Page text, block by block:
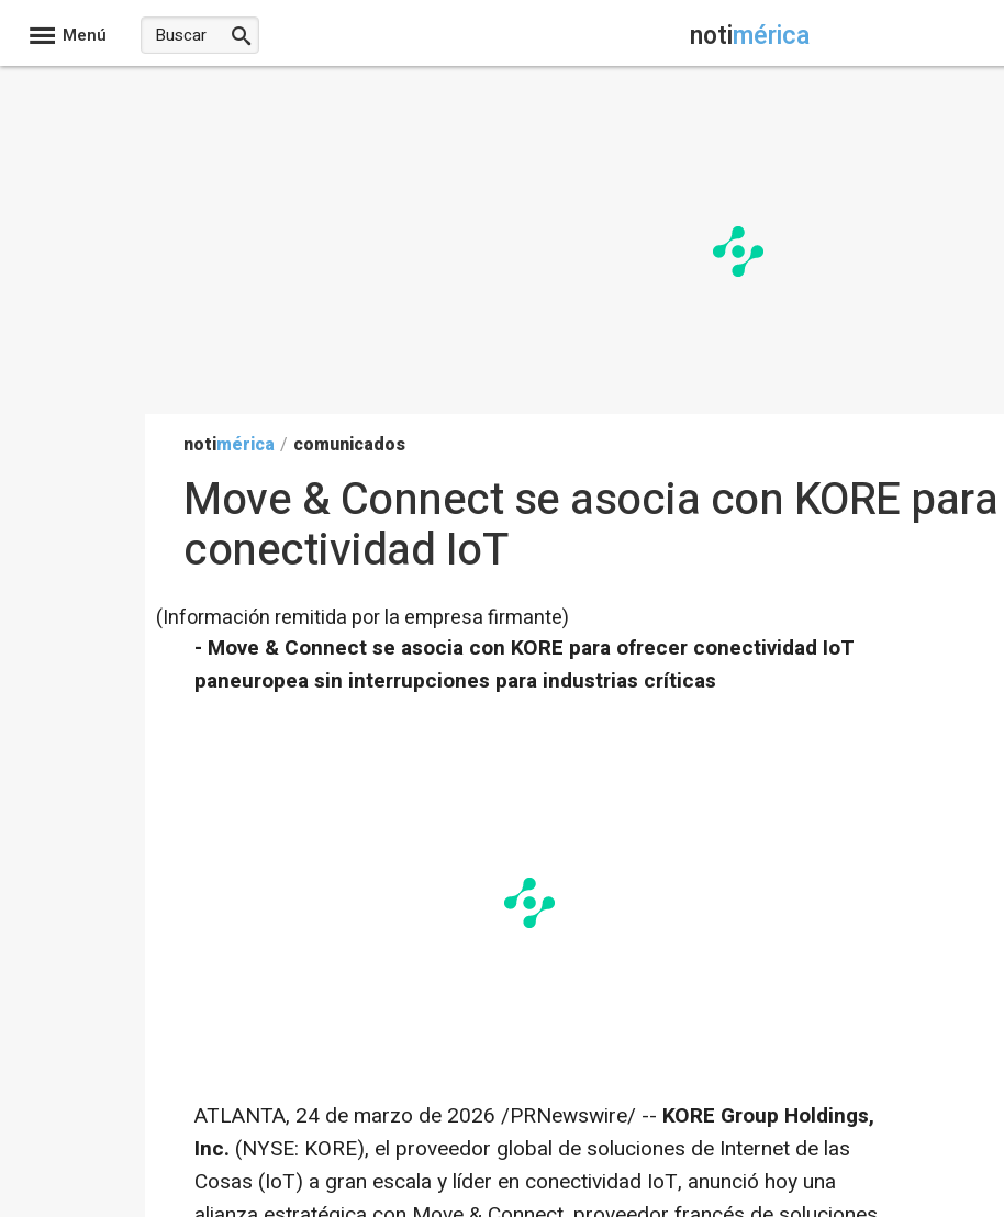
Menú notimérica
notimérica / comunicados
Move & Connect se asocia con KORE
conectividad IoT
(Información remitida por la empresa firmante)
- Move & Connect se asocia con KORE para ofrecer conectividad IoT
paneuropea sin interrupciones para industrias críticas
ATLANTA, 24 de marzo de 2026 /PRNewswire/ -- KORE Group Holdings,
Inc. (NYSE: KORE), el proveedor global de soluciones de Internet de las
Cosas (IoT) a gran escala y líder en conectividad IoT, anunció hoy una